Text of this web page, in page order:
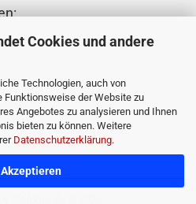
Cookies und andere
Technologien, auch von
Funktionsweise der Website zu
Angebotes zu analysieren und Ihnen
bieten zu können. Weitere
Datenschutzerklärung.